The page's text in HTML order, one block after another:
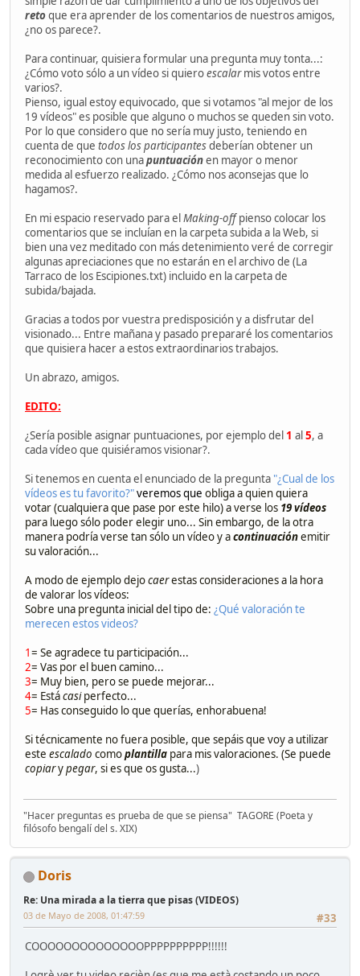
retoque era aprender de los comentarios de nuestros amigos,
¿no os parece?.
Para continuar, quisiera formular una pregunta muy tonta...:
¿Cómo voto sólo a un vídeo si quieroescalarmis votos entre
varios?.
Pienso, igual estoy equivocado, que si votamos "al mejor de los
19 vídeos" es posible que alguno o muchos se queden sin voto.
Por lo que considero que no sería muy justo, teniendo en
cuenta de que todos los participantesdeberían obtener un
reconocimiento con unapuntuaciónen mayor o menor
medida al esfuerzo realizado. ¿Cómo nos aconsejas que lo
hagamos?.
En mi espacio reservado para elMaking-offpienso colocar los
comentarios que se incluían en la carpeta subida a la Web, si
bien una vez meditado con más detenimiento veré de corregir
algunas apreciaciones que no estarán en el archivo de (La
Tarraco de los Escipiones.txt) incluido en la carpeta de
subida/bajada.
Gracias a todos por vuestra predisposición y a disfrutar del
visionado... Entre mañana y pasado prepararé los comentarios
que quisiera hacer a estos extraordinarios trabajos.
Un abrazo, amigos.
EDITO:
¿Sería posible asignar puntuaciones, por ejemplo del 1 al5, a
cada vídeo que quisiéramos visionar?.
Si tenemos en cuenta el enunciado de la pregunta "¿Cual de los
vídeos es tu favorito?"veremos que obliga a quien quiera
votar (cualquiera que pase por este hilo) a verse los 19 vídeos
para luego sólo poder elegir uno... Sin embargo, de la otra
manera podría verse tan sólo un vídeo y acontinuaciónemitir
su valoración...
A modo de ejemplo dejocaerestas consideraciones a la hora
de valorar los vídeos:
Sobre una pregunta inicial del tipo de: ¿Qué valoración te
merecen estos videos?
1= Se agradece tu participación...
2= Vas por el buen camino...
3= Muy bien, pero se puede mejorar...
4= Estácasiperfecto...
5= Has conseguido lo que querías, enhorabuena!
Si técnicamente no fuera posible, que sepáis que voy a utilizar
este escalado comoplantilla para mis valoraciones. (Se puede
copiarypegar, si es que os gusta...)
"Hacer preguntas es prueba de que se piensa" TAGORE (Poeta y
filósofo bengalí del s. XIX)
Doris
Re: Una mirada a la tierra que pisas (VIDEOS)
#33
03 de Mayo de 2008, 01:47:59
COOOOOOOOOOOOOOPPPPPPPPPP!!!!!!